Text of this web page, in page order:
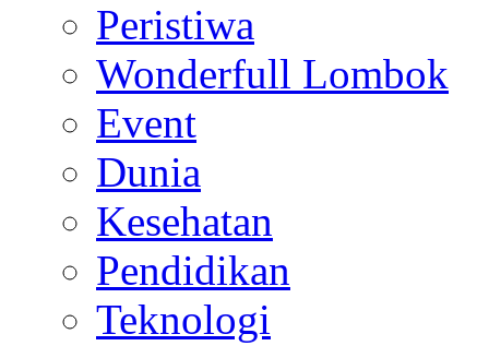
Peristiwa
Wonderfull Lombok
Event
Dunia
Kesehatan
Pendidikan
Teknologi